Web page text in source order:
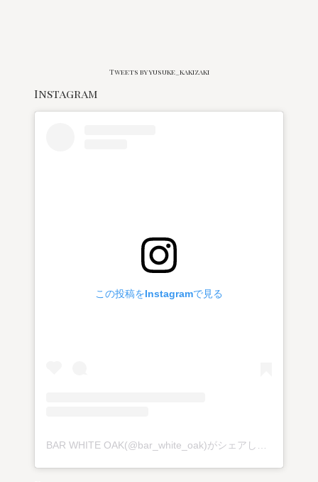
Tweets by yusuke_kakizaki
Instagram
この投稿をInstagramで見る
BAR WHITE OAK(@bar_white_oak)がシェアした投稿